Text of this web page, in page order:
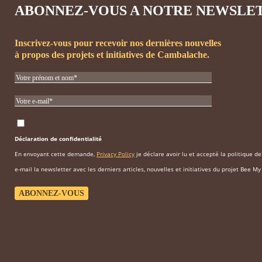
ABONNEZ-VOUS A NOTRE
Inscrivez-vous pour recevoir nos dernières nouvelles
à propos des projets et initiatives de Cambalache.
Déclaration de confidentialité
En envoyant cette demande, Privacy Policy je déclare avoir lu et accepté la politique
e-mail la newsletter avec les derniers articles, nouvelles et initiatives du projet Bee My